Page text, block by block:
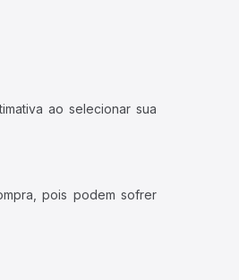
ao selecionar sua
pois podem sofrer